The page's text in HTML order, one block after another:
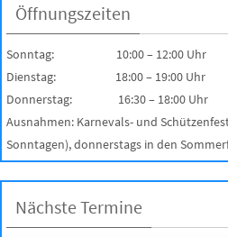
Öffnungszeiten
Sonntag: 10:00 – 12:00 Uhr
Dienstag: 18:00 – 19:00 Uhr
Donnerstag: 16:30 – 18:00 Uhr
Ausnahmen: Karnevals- und
Sonntagen), donnerstags in den
Nächste Termine